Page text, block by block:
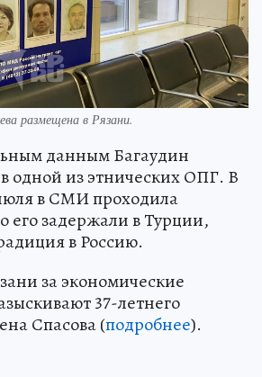
размещена в Рязани.
данным Багаудин
в одной из этнических ОПГ. В
в СМИ проходила
его задержали в Турции,
в Россию.
за экономические
37-летнего
Спасова (подробнее).